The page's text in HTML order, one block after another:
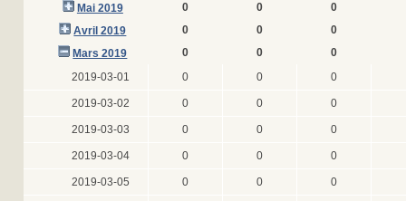
Mai 2019
0 0
0
Avril 2019
0 0
0
Mars 2019
0 0
0
2019-03-01
0 0 0
2019-03-02 0 0 0
2019-03-03 0 0 0
2019-03-04 0 0 0
2019-03-05 0 0 0